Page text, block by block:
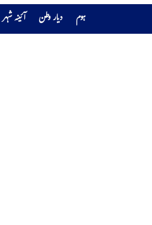
ہوم دیار وطن آئینہ شہر